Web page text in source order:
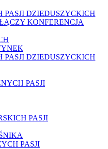
PASJI DZIEDUSZYCKICH
KONFERENCJA
PASJI DZIEDUSZYCKICH
PASJI
PASJI
PASJI